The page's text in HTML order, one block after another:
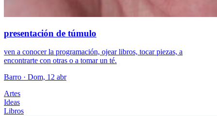
presentación de túmulo
ven a conocer la programación, ojear libros, tocar piezas, a
encontrarte con otras o a tomar un té.
Barro · Dom, 12 abr
Artes
Ideas
Libros